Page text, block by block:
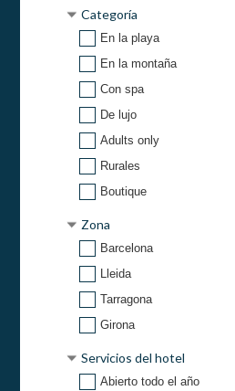
Categoría
En la playa
En la montaña
Con spa
De lujo
Adults only
Rurales
Boutique
Zona
Barcelona
Lleida
Tarragona
Girona
Servicios del hotel
Abierto todo el año